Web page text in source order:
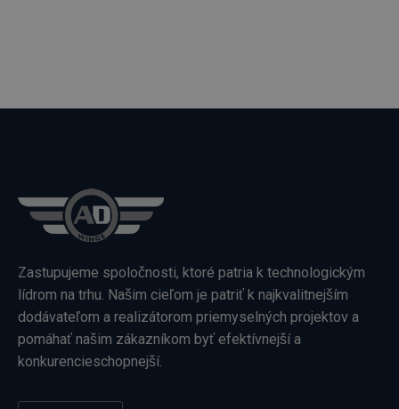
Zastupujeme spoločnosti, ktoré patria k technologickým
lídrom na trhu. Našim cieľom je patriť k najkvalitnejším
dodávateľom a realizátorom priemyselných projektov a
pomáhať našim zákazníkom byť efektívnejší a
konkurencieschopnejší.